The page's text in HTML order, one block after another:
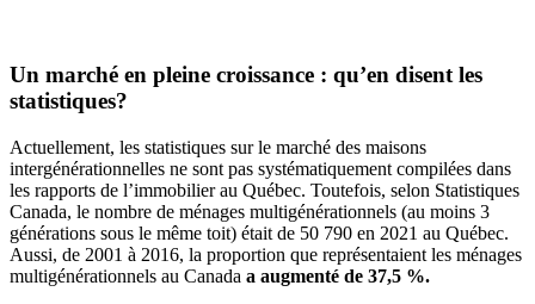
Un marché en pleine croissance : qu’en disent les
statistiques?
Actuellement, les statistiques sur le marché des maisons
intergénérationnelles ne sont pas systématiquement compilées dans
les rapports de l’immobilier au Québec. Toutefois, selon Statistiques
Canada, le nombre de ménages multigénérationnels (au moins 3
générations sous le même toit) était de 50 790 en 2021 au Québec.
Aussi, de 2001 à 2016, la proportion que représentaient les ménages
multigénérationnels au Canada a augmenté de 37,5 %.